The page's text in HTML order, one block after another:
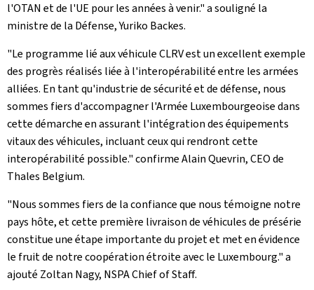
l'OTAN et de l'UE pour les années à venir." a souligné la
ministre de la Défense, Yuriko Backes.
"Le programme lié aux véhicule CLRV est un excellent exemple
des progrès réalisés liée à l'interopérabilité entre les armées
alliées. En tant qu'industrie de sécurité et de défense, nous
sommes fiers d'accompagner l'Armée Luxembourgeoise dans
cette démarche en assurant l'intégration des équipements
vitaux des véhicules, incluant ceux qui rendront cette
interopérabilité possible." confirme Alain Quevrin, CEO de
Thales Belgium.
"Nous sommes fiers de la confiance que nous témoigne notre
pays hôte, et cette première livraison de véhicules de présérie
constitue une étape importante du projet et met en évidence
le fruit de notre coopération étroite avec le Luxembourg." a
ajouté Zoltan Nagy, NSPA Chief of Staff.